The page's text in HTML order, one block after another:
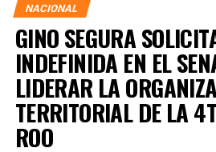
NACIONAL
GINO SEGURA
INDEFINIDA EN EL
LIDERAR LA
TERRITORIAL DE LA
ROO